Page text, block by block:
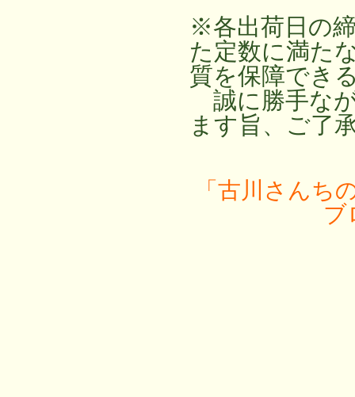
※各出荷日の
た定数に満た
質を保障でき
誠に勝手な
ます旨、ご了
「古川さんち
ブ